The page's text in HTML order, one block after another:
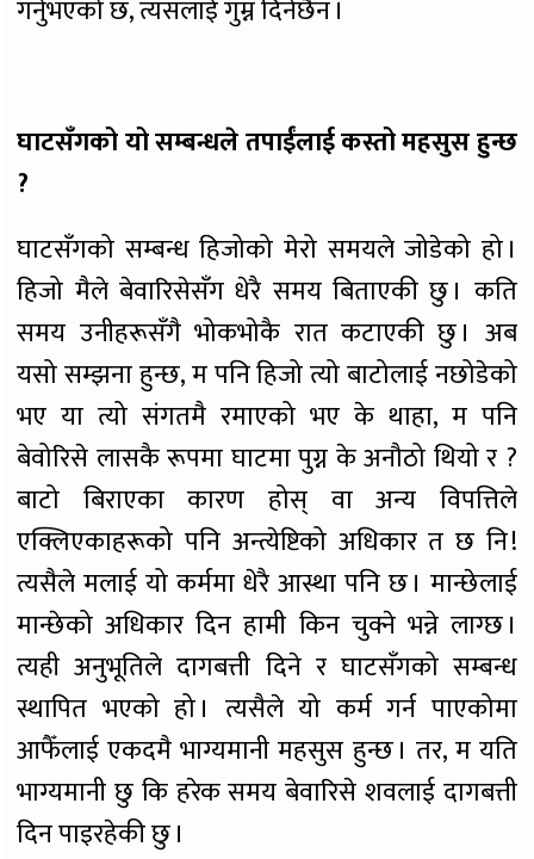
गर्नुभएको छ, त्यसलाई गुम्न दिनेछैन ।
घाटसँगको यो सम्बन्धले तपाईंलाई कस्तो महसुस हुन्छ
?
घाटसँगको सम्बन्ध हिजोको मेरो समयले जोडेको हो ।
हिजो मैले बेवारिसेसँग धेरै समय बिताएकी छु । कति
समय उनीहरूसँगै भोकभोकै रात कटाएकी छु । अब
यसो सम्झना हुन्छ, म पनि हिजो त्यो बाटोलाई नछोडेको
भए या त्यो संगतमै रमाएको भए के थाहा, म पनि
बेवोरिसे लासकै रूपमा घाटमा पुग्न के अनौठो थियो र ?
बाटो बिराएका कारण होस् वा अन्य विपत्तिले
एक्लिएकाहरूको पनि अन्त्येष्टिको अधिकार त छ नि !
त्यसैले मलाई यो कर्ममा धेरै आस्था पनि छ । मान्छेलाई
मान्छेको अधिकार दिन हामी किन चुक्ने भन्ने लाग्छ ।
त्यही अनुभूतिले दागबत्ती दिने र घाटसँगको सम्बन्ध
स्थापित भएको हो । त्यसैले यो कर्म गर्न पाएकोमा
आफैँलाई एकदमै भाग्यमानी महसुस हुन्छ । तर, म यति
भाग्यमानी छु कि हरेक समय बेवारिसे शवलाई दागबत्ती
दिन पाइरहेकी छु ।